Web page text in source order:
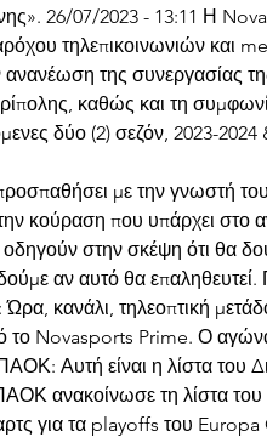
26/07/2023 - 13:11 Η
τηλεπικοινωνιών και
της συνεργασίας
καθώς και τη
δύο (2) σεζόν, 2023-2024
με την γνωστή
την κούραση που υπάρχει στο
στην σκέψη ότι θα
αν αυτό θα
κανάλι, τηλεοπτική
το Novasports Prime. Ο
Αυτή είναι η λίστα του
ανακοίνωσε τη λίστα του
για τα playoffs του